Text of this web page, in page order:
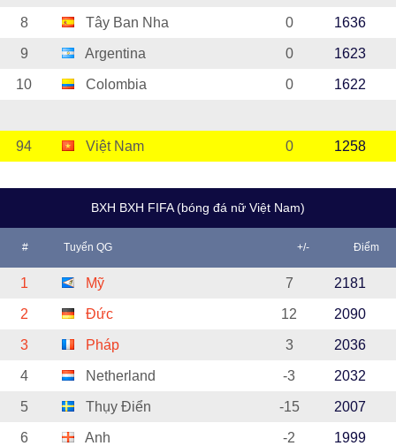
8 Tây Ban Nha 0 1636
9 Argentina 0 1623
10 Colombia 0 1622
94 Việt Nam 0 1258
BXH BXH FIFA (bóng đá nữ Việt Nam)
# Tuyển QG +/- Điểm
1 Mỹ 7 2181
2 Đức 12 2090
3 Pháp 3 2036
4 Netherland -3 2032
5 Thụy Điển -15 2007
6 Anh -2 1999